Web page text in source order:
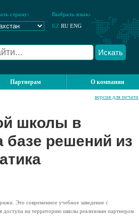
страну:
Выбрать язык:
KZ RU ENG
Искать
Партнерам О компании
версия для печати
школы в
базе решений из
Это современное учебное заведение с
на территорию школы реализован партнером